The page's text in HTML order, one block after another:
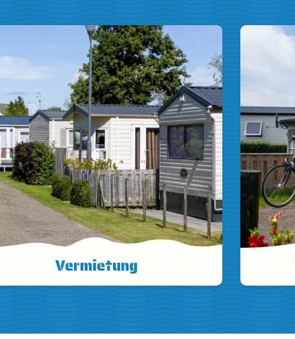
Vermietung